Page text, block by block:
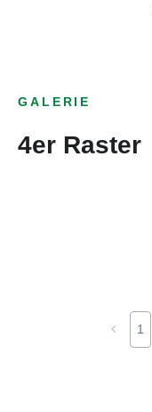
GALERIE
4er Raster
1